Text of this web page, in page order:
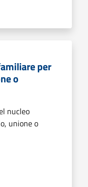
per
o
nucleo
unione o